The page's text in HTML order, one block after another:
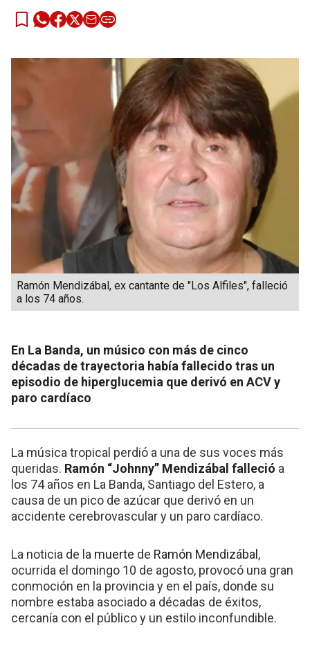
Ramón Mendizábal, ex cantante de "Los Alfiles", falleció
a los 74 años.
En La Banda, un músico con más de cinco
décadas de trayectoria había fallecido tras un
episodio de hiperglucemia que derivó en ACV y
paro cardíaco
La música tropical perdió a una de sus voces más
queridas. Ramón “Johnny” Mendizábal falleció a
los 74 años en La Banda, Santiago del Estero, a
causa de un pico de azúcar que derivó en un
accidente cerebrovascular y un paro cardíaco.
La noticia de la muerte de Ramón Mendizábal ,
ocurrida el domingo 10 de agosto, provocó una gran
conmoción en la provincia y en el país, donde su
nombre estaba asociado a décadas de éxitos,
cercanía con el público y un estilo inconfundible.